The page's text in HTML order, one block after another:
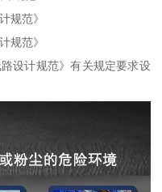
规范》
规范》
设计规范》有关规定要求设